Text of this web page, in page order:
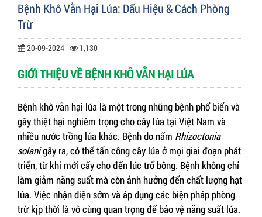
Bệnh Khô Vằn Hại Lúa: Dấu Hiệu & Cách Phòng
Trừ
20-09-2024 | 1,130
GIỚI THIỆU VỀ BỆNH KHÔ VẰN HẠI LÚA
Bệnh khô vằn hại lúa là một trong những bệnh phổ biến và
gây thiệt hại nghiêm trọng cho cây lúa tại Việt Nam và
nhiều nước trồng lúa khác. Bệnh do nấm Rhizoctonia
solanigây ra, có thể tấn công cây lúa ở mọi giai đoạn phát
triển, từ khi mới cấy cho đến lúc trổ bông. Bệnh không chỉ
làm giảm năng suất mà còn ảnh hưởng đến chất lượng hạt
lúa. Việc nhận diện sớm và áp dụng các biện pháp phòng
trừ kịp thời là vô cùng quan trọng để bảo vệ năng suất lúa.